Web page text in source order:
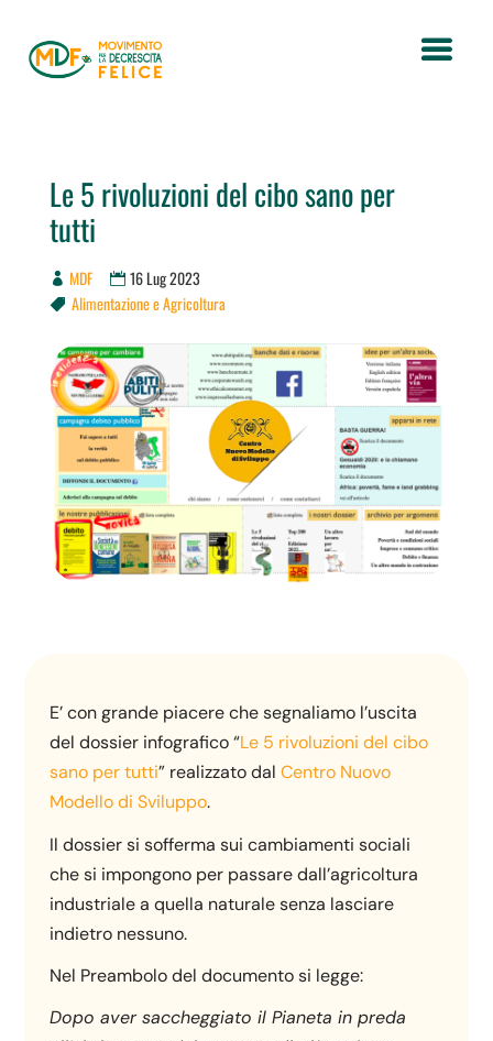
Le 5 rivoluzioni del cibo sano per
tutti
MDF 16 Lug 2023
 Alimentazione e Agricoltura
E’ con grande piacere che segnaliamo l’uscita
del dossier infografico “Le 5 rivoluzioni del cibo
sano per tutti” realizzato dalCentro Nuovo
Modello di Sviluppo.
Il dossier si sofferma sui cambiamenti sociali
che si impongono per passare dall’agricoltura
industriale a quella naturale senza lasciare
indietro nessuno.
Nel Preambolo del documento si legge:
Dopo aver saccheggiato il Pianeta in preda